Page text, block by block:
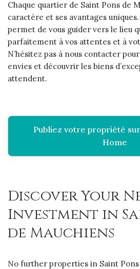
Chaque quartier de Saint Pons de
caractère et ses avantages
permet de vous guider vers le lieu
parfaitement à vos attentes et à
N’hésitez pas à nous contacter
envies et découvrir les biens
attendent.
Publiez votre propriété
Home
Discover Your
Investment in
de Mauchiens
No further properties in Saint Pons